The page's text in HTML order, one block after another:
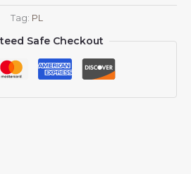
Tag: PL
Safe Checkout